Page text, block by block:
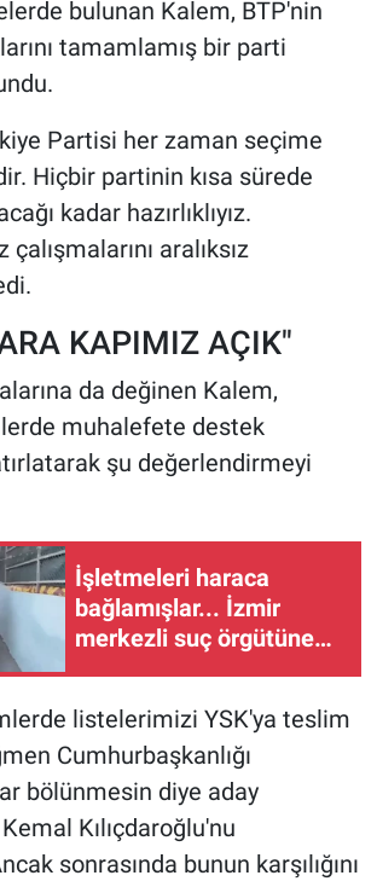
bulunan Kalem, BTP'nin
tamamlamış bir parti
Partisi her zaman seçime
Hiçbir partinin kısa sürede
kadar hazırlıklıyız.
çalışmalarını aralıksız
KAPIMIZ AÇIK"
da değinen Kalem,
muhalefete destek
şu değerlendirmeyi
İşletmeleri haraca
bağlamışlar... İzmir
merkezli suç örgütüne
listelerimizi YSK'ya teslim
Cumhurbaşkanlığı
bölünmesin diye aday
Kılıçdaroğlu'nu
sonrasında bunun karşılığını